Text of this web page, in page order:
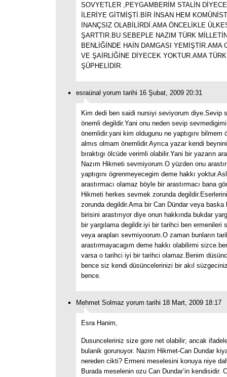
SOVYETLER ,PEYGAMBERİM STALİN
İLERİYE GİTMİŞTİ.BİR İNSAN HEM
İNANÇSIZ OLABİLİRDİ.AMA ÖNCELİKLE
ŞARTTIR.BU SEBEPLE NAZIM TÜRK
BENLİĞİNDE HAİN DAMGASI YEMİŞTİR.AMA
VE ŞAİRLİĞİNE DİYECEK YOKTUR.AMA
ŞÜPHELİDİR.
esraünal yorum tarihi 16 Şubat, 2009 20:31
Kim dedi ben saidi nursiyi seviyorum diye.Sevip
önemli degildir.Yani onu neden sevip
önemlidir.yani kim oldugunu ne yaptıgını bilmem
almıs olmam önemlidir.Ayrıca yazar kendi
bıraktıgı ölcüde verimli olabilir.Yani bir yazarın
Nazım Hikmeti sevmiyorum.O yüzden onu
yaptıgını ögrenmeyecegim deme hakkı
arastırmacı olamaz böyle bir arastırmacı bana
Hikmeti herkes sevmek zorunda
zorunda degildir.Ama bir Can Dündar veya baska
birisini arastırıyor diye onun hakkında bukdar
bir yargılama degildir.iyi bir tarihci ben ermenileri
veya arapları sevmiyoorum.O zaman bunların
arastırmayacagım deme hakkı olabilirmi
varsa o tarihci iyi bir tarihci olamaz.Benim
bence siz kendi düsüncelerinizi bir akıl
bence.
Mehmet Solmaz yorum tarihi 18 Mart, 2009 18:17
Esra Hanim,
Dusunceleriniz size gore net olabilir; ancak
bulanik gorunuyor. Nazim Hikmet-Can Dundar
nereden cikti? Ermeni meselesini konuya niye
Burada meselenin ozu Can Dundar’in kendisidir.